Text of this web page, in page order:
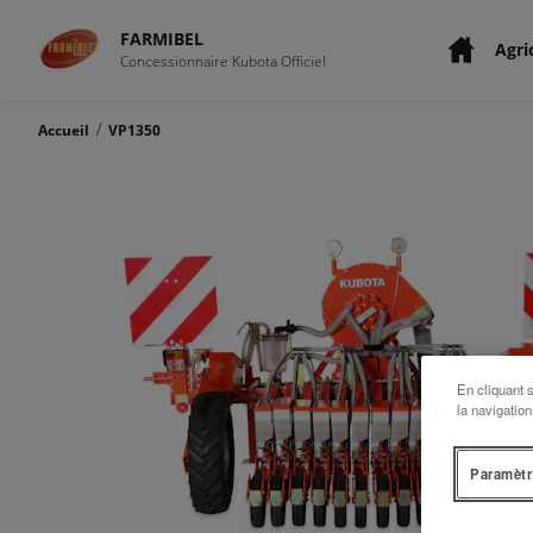
FARMIBEL
Concessionnaire Kubota Officiel
Accueil / VP1350
En cliquant
la